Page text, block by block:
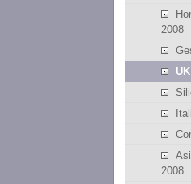
2008
2008